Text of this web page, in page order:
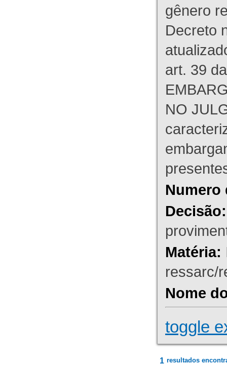
gênero
Decreto
art. 39
NO
Numero
Decisão:
Matéria:
ressarc/
Nome
toggle
1 resultados